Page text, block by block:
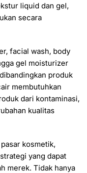
liquid dan gel,
secara
facial wash, body
gel moisturizer
produk
membutuhkan
dari kontaminasi,
kualitas
kosmetik,
yang dapat
merek. Tidak hanya